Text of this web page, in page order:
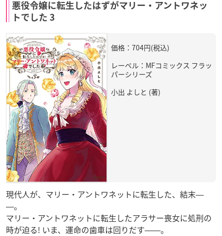
悪役令嬢に転生したはずがマリー・アントワネッ
トでした 3
価格：704円(税込)
レーベル：MFコミックス フラッ
パーシリーズ
小出 よしと (著)
現代人が、マリー・アントワネットに転生した、結末―
―。
マリー・アントワネットに転生したアラサー喪女に処刑の
時が迫る! いま、運命の歯車は回りだす――。